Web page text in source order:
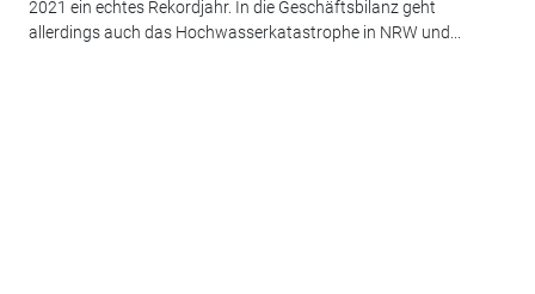
2021 ein echtes Rekordjahr. In die Geschäftsbilanz geht
allerdings auch das Hochwasserkatastrophe in NRW und...